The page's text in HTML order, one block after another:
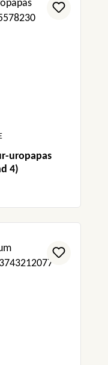
uropapas
4)